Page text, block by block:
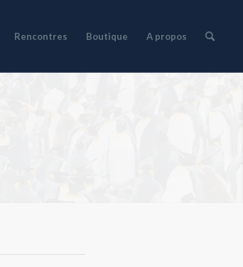
Rencontres Boutique A propos